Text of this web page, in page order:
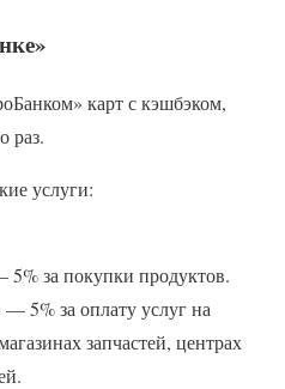
карт с кэшбэком,
раз.
услуги:
за покупки продуктов.
5% за оплату услуг на
запчастей, центрах